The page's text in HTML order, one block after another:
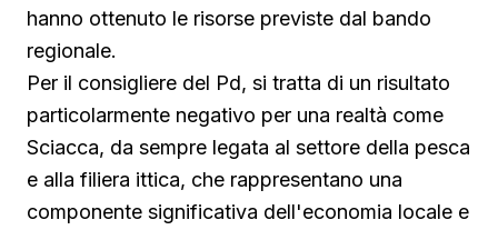
hanno ottenuto le risorse previste dal bando
regionale.
Per il consigliere del Pd, si tratta di un risultato
particolarmente negativo per una realtà come
Sciacca, da sempre legata al settore della pesca
e alla filiera ittica, che rappresentano una
componente significativa dell'economia locale e